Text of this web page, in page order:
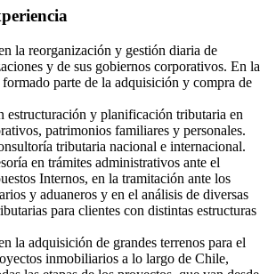
la reorganización y gestión diaria de
y de sus gobiernos corporativos. En la
parte de la adquisición y compra de
estructuración y planificación tributaria en
patrimonios familiares y personales.
tributaria nacional e internacional.
en trámites administrativos ante el
Internos, en la tramitación ante los
y aduaneros y en el análisis de diversas
para clientes con distintas estructuras
la adquisición de grandes terrenos para el
inmobiliarios a lo largo de Chile,